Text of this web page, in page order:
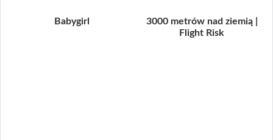
Babygirl
3000 metrów nad ziemią |
Flight Risk